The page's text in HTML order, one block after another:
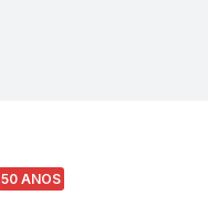
50 ANOS